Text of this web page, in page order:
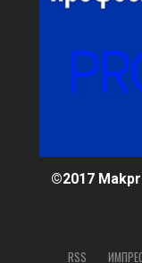
©2017
RSS